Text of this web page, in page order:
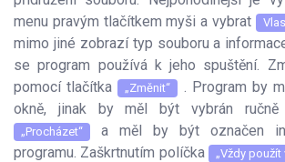
menu pravým tlačítkem myši a vybrat
mimo jiné zobrazí typ souboru a
se program používá k jeho spuštění.
pomocí tlačítka „Změnit“
. Program by
okně, jinak by měl být vybrán ručně
„Procházet“
a měl by být označen
programu. Zaškrtnutím políčka
„Vždy použít